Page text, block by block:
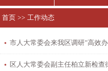
首页 >> 工作动态
市人大常委会来我区调研“高效
况 区人大常委会副主任柏立新检查